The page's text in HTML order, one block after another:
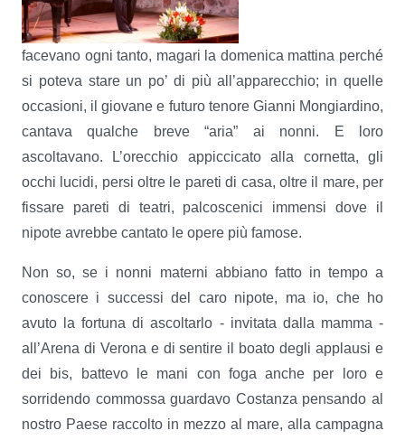
facevano ogni tanto, magari la domenica mattina perché
si poteva stare un po’ di più all’apparecchio; in quelle
occasioni, il giovane e futuro tenore Gianni Mongiardino,
cantava qualche breve “aria” ai nonni. E loro
ascoltavano. L’orecchio appiccicato alla cornetta, gli
occhi lucidi, persi oltre le pareti di casa, oltre il mare, per
fissare pareti di teatri, palcoscenici immensi dove il
nipote avrebbe cantato le opere più famose.
Non so, se i nonni materni abbiano fatto in tempo a
conoscere i successi del caro nipote, ma io, che ho
avuto la fortuna di ascoltarlo - invitata dalla mamma -
all’Arena di Verona e di sentire il boato degli applausi e
dei bis, battevo le mani con foga anche per loro e
sorridendo commossa guardavo Costanza pensando al
nostro Paese raccolto in mezzo al mare, alla campagna